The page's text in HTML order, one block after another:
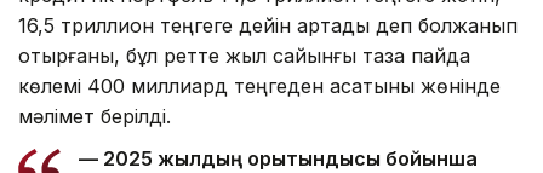
16,5 триллион теңгеге дейін артады деп болжанып
отырғаны, бұл ретте жыл сайынғы таза пайда
көлемі 400 миллиард теңгеден асатыны жөнінде
мәлімет берілді.
— 2025 жылдың қорытындысы бойынша